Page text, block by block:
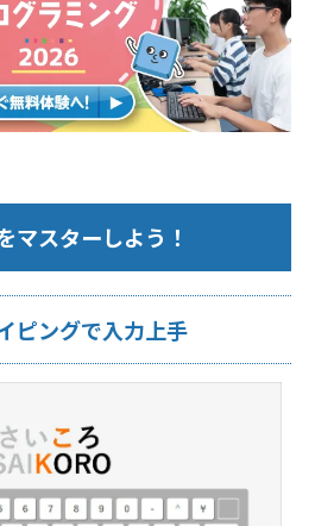
マスターしよう！
ピングで入力上手